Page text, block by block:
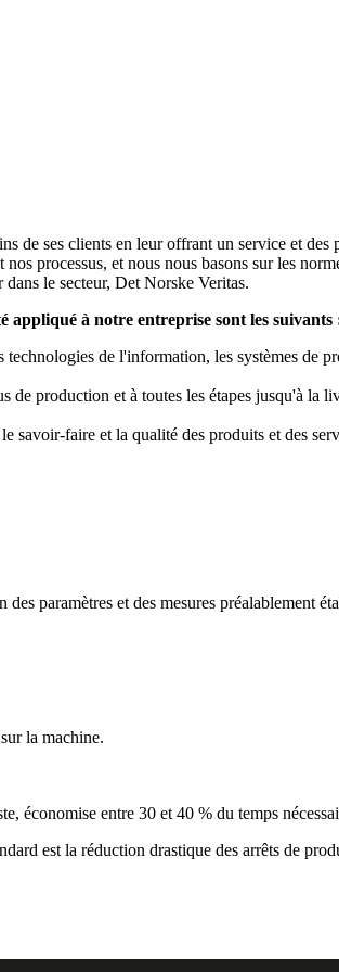
ses clients en leur offrant un service et
processus, et nous nous basons sur les
le secteur, Det Norske Veritas.
appliqué à notre entreprise sont les suivants
technologies de l'information, les systèmes
de production et à toutes les étapes jusqu'à
savoir-faire et la qualité des produits et des
des paramètres et des mesures
la machine.
économise entre 30 et 40 % du temps
est la réduction drastique des arrêts de